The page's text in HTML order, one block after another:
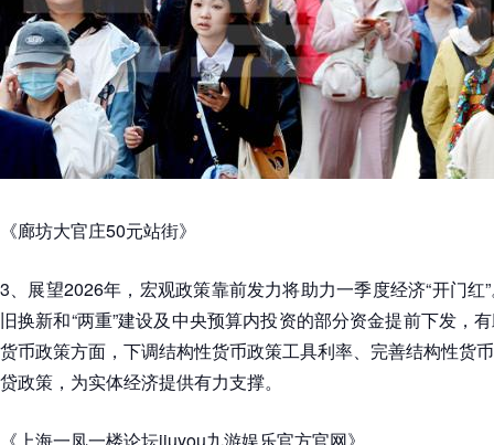
《廊坊大官庄50元站街》
3、展望2026年，宏观政策靠前发力将助力一季度经济“开门红
旧换新和“两重”建设及中央预算内投资的部分资金提前下发，
货币政策方面，下调结构性货币政策工具利率、完善结构性货
贷政策，为实体经济提供有力支撑。